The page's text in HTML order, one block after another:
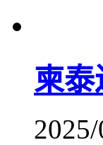
柬泰